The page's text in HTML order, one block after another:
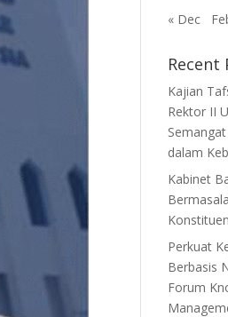
« Dec
Recent
Kajian
Rektor II
dalam
Kabinet
Perkuat
Berbasis
Forum